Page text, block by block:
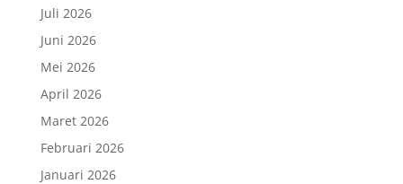
Juli 2026
Juni 2026
Mei 2026
April 2026
Maret 2026
Februari 2026
Januari 2026